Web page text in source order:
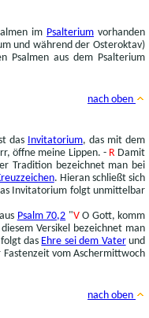
im Psalterium vorhanden
und während der Osteroktav)
Psalmen aus dem Psalterium
nach oben
das
Invitatorium, das mit dem
öffne meine Lippen. - RDamit
Tradition bezeichnet man bei
. Hieran schließt sich
Invitatorium folgt unmittelbar
Psalm 70,2 "VO Gott, komm
Versikel bezeichnet man
das Ehre sei dem Vaterund
vom Aschermittwoch
nach oben